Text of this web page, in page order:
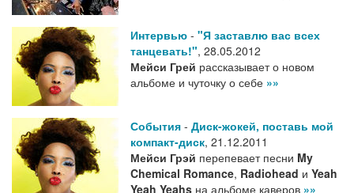
Интервью - "Я заставлю вас всех
танцевать!", 28.05.2012
Мейси Грей рассказывает о новом
альбоме и чуточку о себе »»
События - Диск-жокей, поставь мой
компакт-диск, 21.12.2011
Мейси Грэй перепевает песни My
Chemical Romance, Radiohead и Yeah
Yeah Yeahs на альбоме каверов »»